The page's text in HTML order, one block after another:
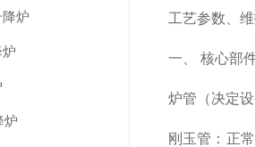
炉
炉
工艺参数、
一、 核心部
炉管（决定
刚玉管：正